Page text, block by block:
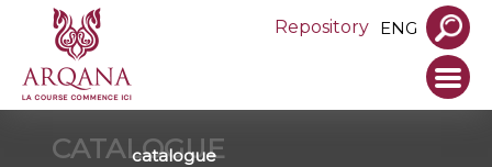
Repository ENG
CATALOGUE
catalogue